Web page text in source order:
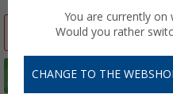
You are currently on
Would you rather
CHANGE TO THE